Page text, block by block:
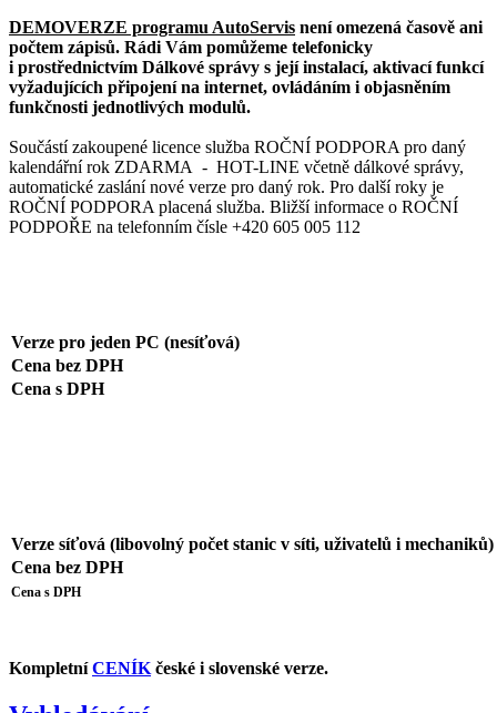
DEMOVERZE programu AutoServis není omezená časově ani
počtem zápisů. Rádi Vám pomůžeme telefonicky
i prostřednictvím Dálkové správy s její instalací, aktivací funkcí
vyžadujících připojení na internet, ovládáním i objasněním
funkčnosti jednotlivých modulů.
Součástí zakoupené licence služba ROČNÍ PODPORA pro daný
kalendářní rok ZDARMA - HOT-LINE včetně dálkové správy,
automatické zaslání nové verze pro daný rok. Pro další roky je
ROČNÍ PODPORA placená služba. Bližší informace o ROČNÍ
PODPOŘE na telefonním čísle +420 605 005 112
Verze pro jeden PC (nesíťová)
Cena bez DPH
Cena s DPH
Verze síťová (libovolný počet stanic v síti, uživatelů i mechaniků)
Cena bez DPH
Cena s DPH
KompletníCENÍK české i slovenské verze.